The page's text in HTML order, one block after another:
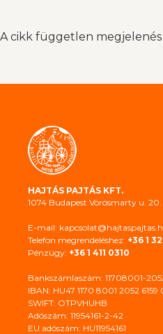
A cikk független megjelenés
HAJTÁS PAJTÁS KFT.
1074 Budapest Vörösmarty u.
E-mail:
Telefon megrendeléshez: +36 1
Pénzügy: +36 1 411 0310
Bankszámlaszám: 11708001-
IBAN: HU47 1170 8001 2052
SWIFT: OTPVHUHB
Adószám: 11954161-2-42
EU adószám: HU11954161